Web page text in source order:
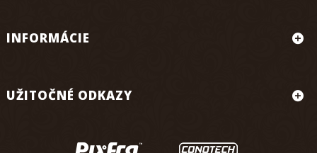
INFORMÁCIE
UŽITOČNÉ ODKAZY